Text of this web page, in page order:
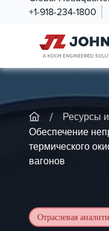
+1-918-234-1800
/ Ресурсы
Обеспечение
термического
вагонов
Отраслевая